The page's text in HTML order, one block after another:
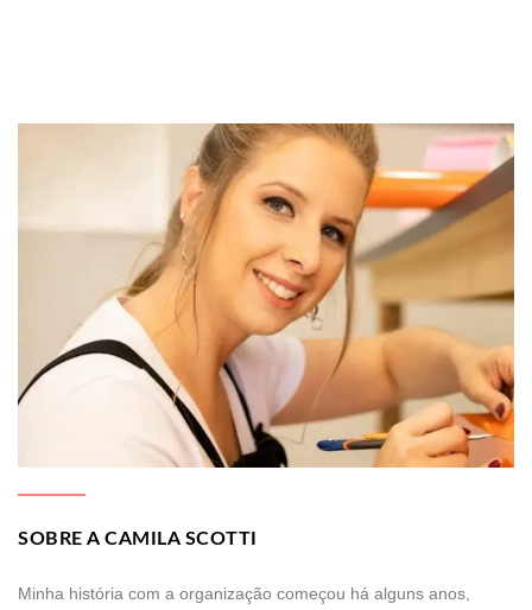
SOBRE A CAMILA SCOTTI
Minha história com a organização começou há alguns anos,